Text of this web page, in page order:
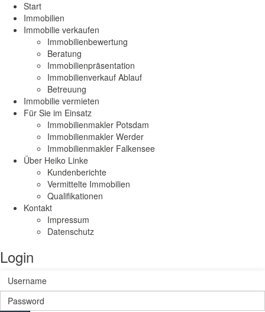
Start
Immobilien
Immobilie verkaufen
Immobilienbewertung
Beratung
Immobilienpräsentation
Immobilienverkauf Ablauf
Betreuung
Immobilie vermieten
Für Sie im Einsatz
Immobilienmakler Potsdam
Immobilienmakler Werder
Immobilienmakler Falkensee
Über Heiko Linke
Kundenberichte
Vermittelte Immobilien
Qualifikationen
Kontakt
Impressum
Datenschutz
Login